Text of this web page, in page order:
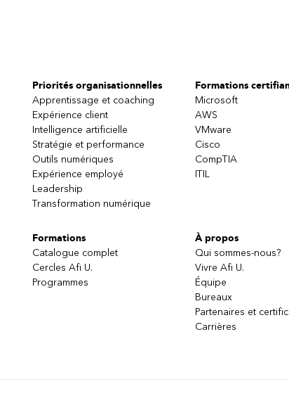
Priorités organisationnelles
Apprentissage et coaching
Expérience client
Intelligence artificielle
Stratégie et performance
Outils numériques
Expérience employé
Leadership
Transformation numérique
Formations
Microsoft
AWS
VMware
Cisco
CompTIA
ITIL
Formations
Catalogue complet
Cercles Afi U.
Programmes
À propos
Qui sommes-nous?
Vivre Afi U.
Équipe
Bureaux
Partenaires et
Carrières